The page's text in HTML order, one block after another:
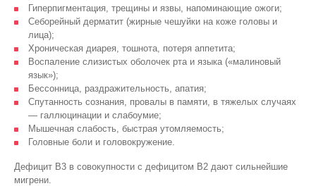
Гиперпигментация, трещины и язвы, напоминающие ожоги;
Себорейный дерматит (жирные чешуйки на коже головы и
лица);
Хроническая диарея, тошнота, потеря аппетита;
Воспаление слизистых оболочек рта и языка («малиновый
язык»);
Бессонница, раздражительность, апатия;
Спутанность сознания, провалы в памяти, в тяжелых случаях
— галлюцинации и слабоумие;
Мышечная слабость, быстрая утомляемость;
Головные боли и головокружение.
Дефицит B3 в совокупности с дефицитом B2 дают сильнейшие
мигрени.